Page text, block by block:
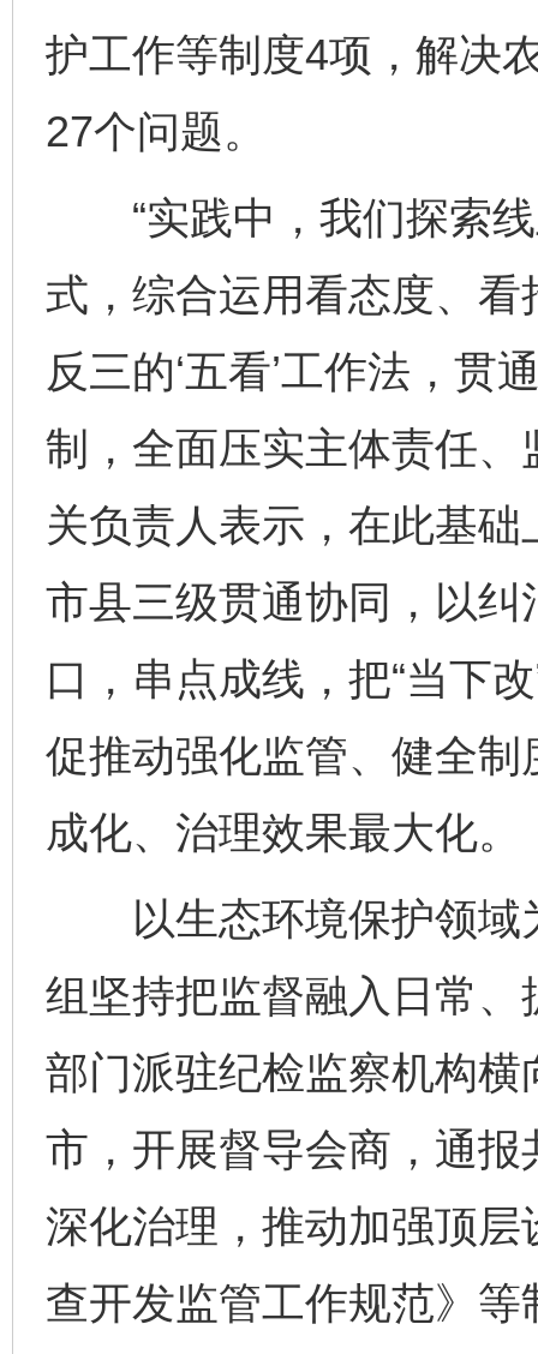
护工作等制度4项，解决
27个问题。
“实践中，我们探索线
式，综合运用看态度、
反三的‘五看’工作法，贯
制，全面压实主体责任、
关负责人表示，在此基
市县三级贯通协同，以
口，串点成线，把“当下
促推动强化监管、健全
成化、治理效果最大化。
以生态环境保护领域
组坚持把监督融入日常
部门派驻纪检监察机构
市，开展督导会商，通
深化治理，推动加强顶
查开发监管工作规范》